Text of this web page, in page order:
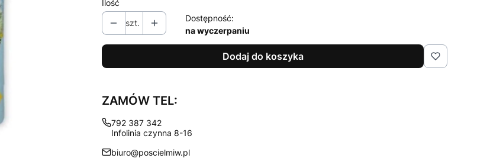
Ilość
szt.
Dostępność:
na wyczerpaniu
Dodaj do koszyka
ZAMÓW TEL:
792 387 342
Infolinia czynna 8-16
biuro@poscielmiw.pl